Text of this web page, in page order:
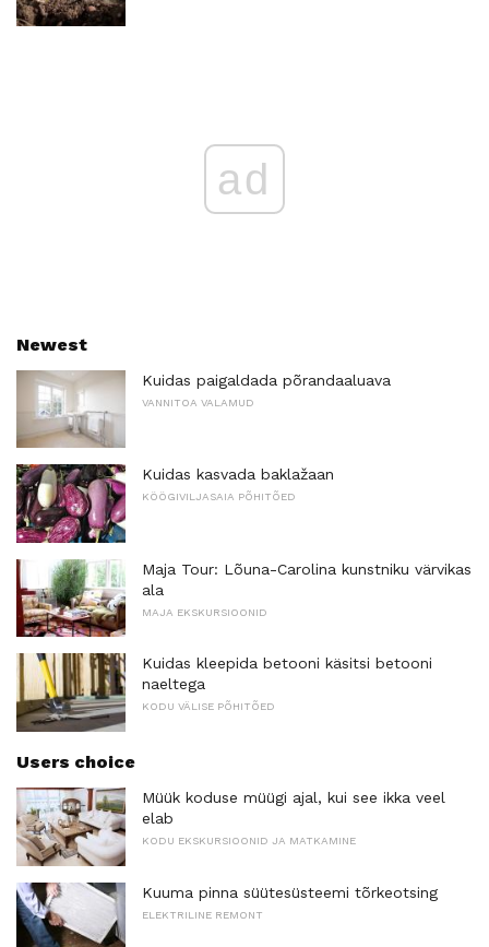
ad
Newest
Kuidas paigaldada põrandaaluava
VANNITOA VALAMUD
Kuidas kasvada baklažaan
KÖÖGIVILJASAIA PÕHITÕED
Maja Tour: Lõuna-Carolina kunstniku värvikas
ala
MAJA EKSKURSIOONID
Kuidas kleepida betooni käsitsi betooni
naeltega
KODU VÄLISE PÕHITÕED
Users choice
Müük koduse müügi ajal, kui see ikka veel
elab
KODU EKSKURSIOONID JA MATKAMINE
Kuuma pinna süütesüsteemi tõrkeotsing
ELEKTRILINE REMONT